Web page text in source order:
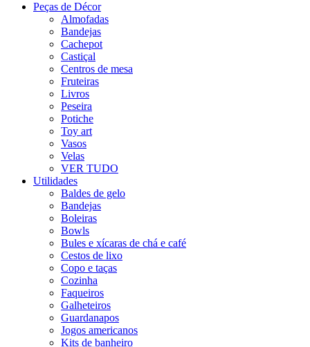
Peças de Décor
Almofadas
Bandejas
Cachepot
Castiçal
Centros de mesa
Fruteiras
Livros
Peseira
Potiche
Toy art
Vasos
Velas
VER TUDO
Utilidades
Baldes de gelo
Bandejas
Boleiras
Bowls
Bules e xícaras de chá e café
Cestos de lixo
Copo e taças
Cozinha
Faqueiros
Galheteiros
Guardanapos
Jogos americanos
Kits de banheiro